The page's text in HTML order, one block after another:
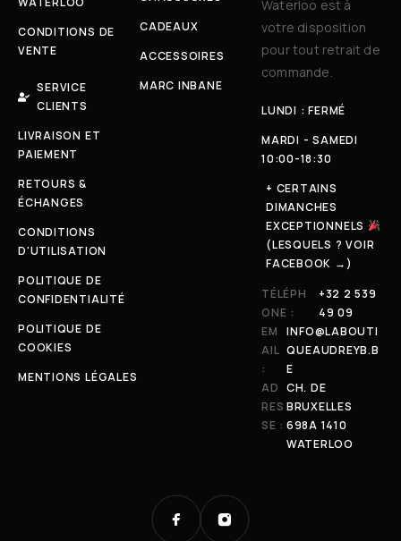
CONDITIONS DE
VENTE
SERVICE
CLIENTS
LIVRAISON ET
PAIEMENT
RETOURS &
ÉCHANGES
CONDITIONS
D'UTILISATION
POLITIQUE DE
CONFIDENTIALITÉ
POLITIQUE DE
COOKIES
MENTIONS LÉGALES
CADEAUX
ACCESSOIRES
MARC INBANE
Waterloo est à
votre disposition
pour tout retrait de
commande.
LUNDI : FERMÉ
MARDI - SAMEDI
10:00-18:30
+ CERTAINS
DIMANCHES
EXCEPTIONNELS
(LESQUELS ? VOIR
FACEBOOK →)
TÉLÉPH
ONE :
+32 2 539
49 09
EM
AIL
:
INFO@LABOUTI
QUEAUDREYB.B
E
AD
RES
SE :
CH. DE
BRUXELLES
698A 1410
WATERLOO